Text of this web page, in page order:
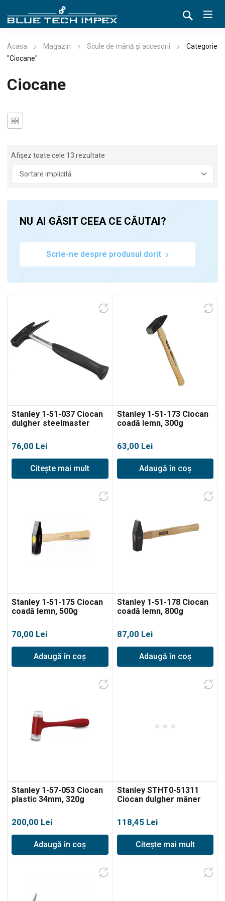
Acasa Magazin Scule de mână și accesorii
Categorie
"Ciocane"
Ciocane
Afișez toate cele 13 rezultate
NU AI GĂSIT CEEA CE CĂUTAI?
Scrie-ne despre produsul dorit
Stanley 1-51-037 Ciocan
dulgher steelmaster
76,00 Lei
Citește mai mult
Stanley 1-51-173 Ciocan
coadă lemn, 300g
63,00 Lei
Adaugă în coș
Stanley 1-51-175 Ciocan
coadă lemn, 500g
70,00 Lei
Adaugă în coș
Stanley 1-51-178 Ciocan
coadă lemn, 800g
87,00 Lei
Adaugă în coș
Stanley 1-57-053 Ciocan
plastic 34mm, 320g
200,00 Lei
Adaugă în coș
Stanley STHT0-51311
Ciocan dulgher mâner
118,45 Lei
Citește mai mult